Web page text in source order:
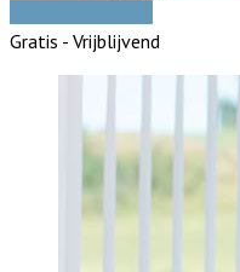
Gratis - Vrijblijvend